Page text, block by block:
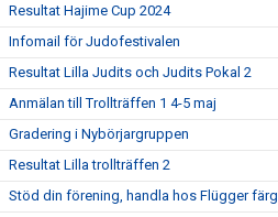
Resultat Hajime Cup 2024
Infomail för Judofestivalen
Resultat Lilla Judits och Judits Pokal 2
Anmälan till Trollträffen 1 4-5 maj
Gradering i Nybörjargruppen
Resultat Lilla trollträffen 2
Stöd din förening, handla hos Flügger